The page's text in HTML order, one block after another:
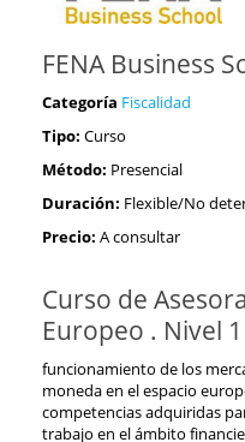
FENA Business
Categoría Fiscalidad
Tipo: Curso
Método: Presencial
Duración: Flexible/No
Precio: A consultar
Curso de
Europeo . Nivel
funcionamiento de los
moneda en el espacio
competencias adquiridas
trabajo en el ámbito